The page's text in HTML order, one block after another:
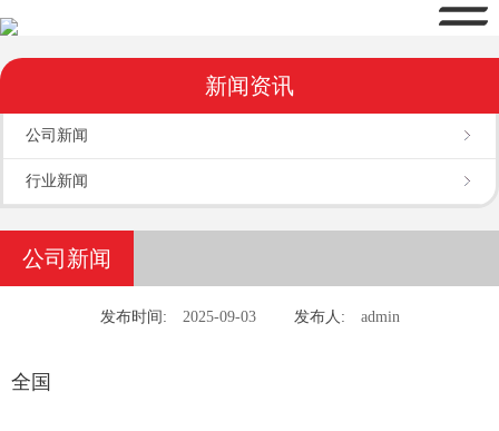
新闻资讯
公司新闻
行业新闻
公司新闻
发布时间: 2025-09-03 发布人: admin
全国